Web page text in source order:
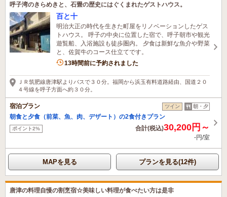
呼子湾のきらめきと、石畳の歴史にはぐくまれたゲストハウス。
百と十
明治大正の時代を生きた町屋をリノベーションしたゲス
トハウス。 呼子の中央に位置した宿で、呼子朝市や観光
遊覧船、入浴施設も徒歩圏内。 夕食は新鮮な魚介や野菜
と、佐賀牛のコース仕立てです。
1名がこの宿を見ています
13時間前に予約されました
ＪＲ筑肥線唐津駅よりバスで３０分。福岡から浜玉有料道路経由、国道２０
４号線を呼子方面へ約３０分。
宿泊プラン ツイン 朝・夕
朝食と夕食（前菜、魚、肉、デザート）の2食付きプラン
ポイント2% 合計(税込)30,200円～
-円/室
MAPを見る プランを見る(12件)
唐津の料理自慢の割烹宿☆美味しい料理が食べたい方は是非